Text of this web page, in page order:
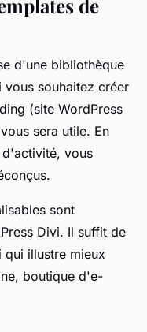
de
d'une bibliothèque
vous souhaitez créer
(site WordPress
sera utile. En
vous
sont
Divi. Il suffit de
illustre mieux
boutique d'e-